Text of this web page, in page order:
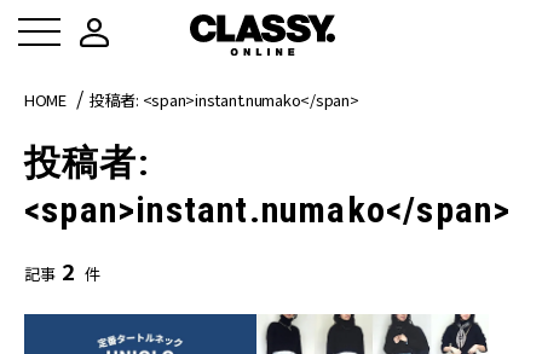
HOME 投稿者: <span>instant.numako</span>
投稿者:
<span>instant.numako</span>
記事 2 件